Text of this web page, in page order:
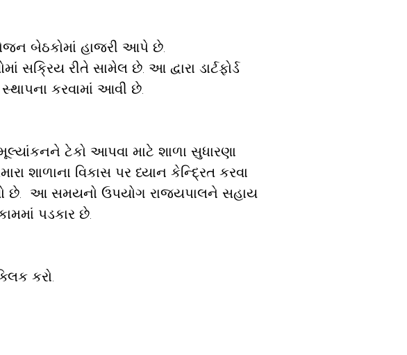
બેઠકોમાં હાજરી આપે છે.
રીતે સામેલ છે. આ દ્વારા ડાર્ટફોર્ડ
કરવામાં આવી છે.
ટેકો આપવા માટે શાળા સુધારણા
શાળાના વિકાસ પર ધ્યાન કેન્દ્રિત કરવા
છે. આ સમયનો ઉપયોગ રાજ્યપાલને સહાય
પડકાર છે.
કરો.